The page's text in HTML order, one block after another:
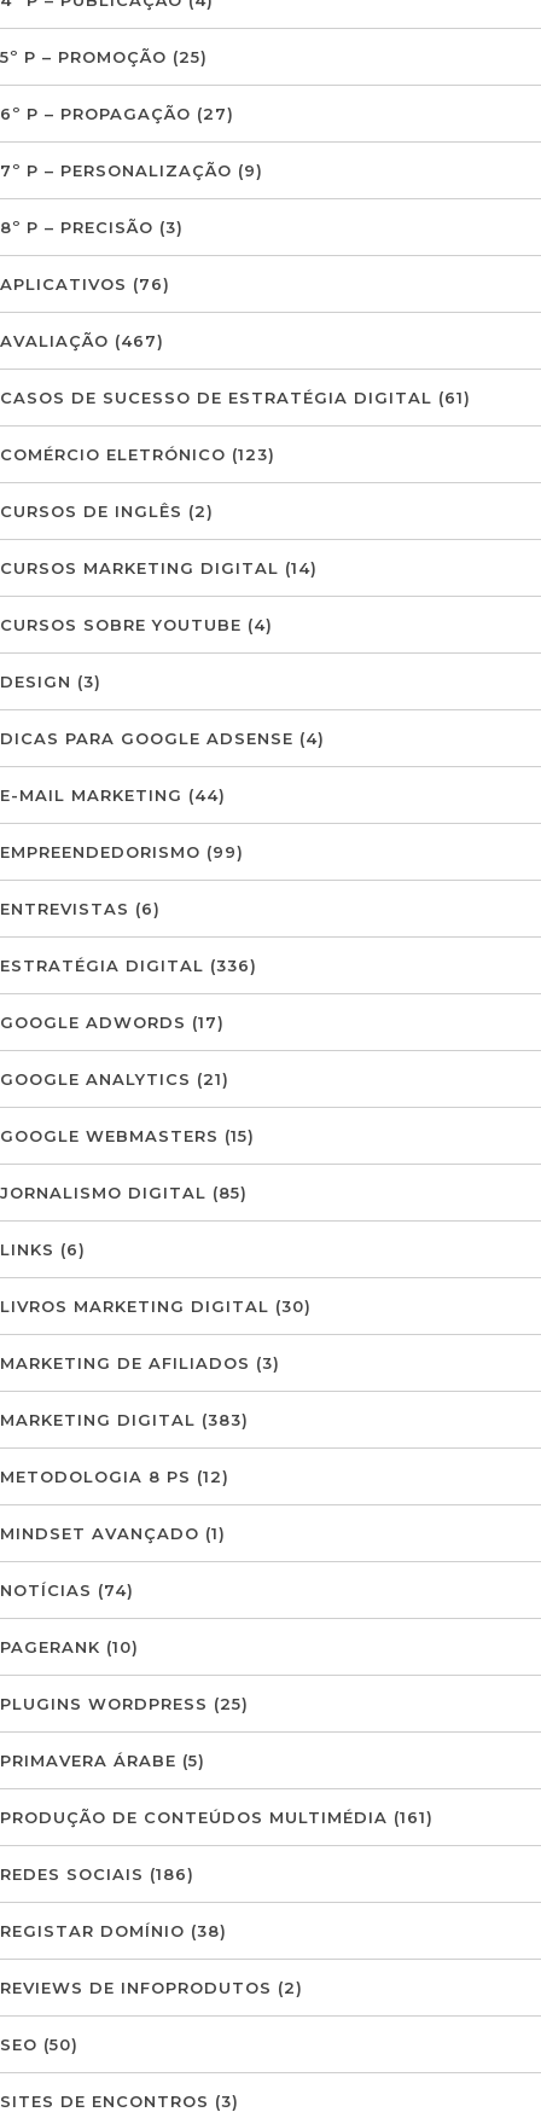
5º P – PROMOÇÃO (25)
6º P – PROPAGAÇÃO (27)
7º P – PERSONALIZAÇÃO (9)
8º P – PRECISÃO (3)
APLICATIVOS (76)
AVALIAÇÃO (467)
CASOS DE SUCESSO DE ESTRATÉGIA DIGITAL (61)
COMÉRCIO ELETRÓNICO (123)
CURSOS DE INGLÊS (2)
CURSOS MARKETING DIGITAL (14)
CURSOS SOBRE YOUTUBE (4)
DESIGN (3)
DICAS PARA GOOGLE ADSENSE (4)
E-MAIL MARKETING (44)
EMPREENDEDORISMO (99)
ENTREVISTAS (6)
ESTRATÉGIA DIGITAL (336)
GOOGLE ADWORDS (17)
GOOGLE ANALYTICS (21)
GOOGLE WEBMASTERS (15)
JORNALISMO DIGITAL (85)
LINKS (6)
LIVROS MARKETING DIGITAL (30)
MARKETING DE AFILIADOS (3)
MARKETING DIGITAL (383)
METODOLOGIA 8 PS (12)
MINDSET AVANÇADO (1)
NOTÍCIAS (74)
PAGERANK (10)
PLUGINS WORDPRESS (25)
PRIMAVERA ÁRABE (5)
PRODUÇÃO DE CONTEÚDOS MULTIMÉDIA (161)
REDES SOCIAIS (186)
REGISTAR DOMÍNIO (38)
REVIEWS DE INFOPRODUTOS (2)
SEO (50)
SITES DE ENCONTROS (3)